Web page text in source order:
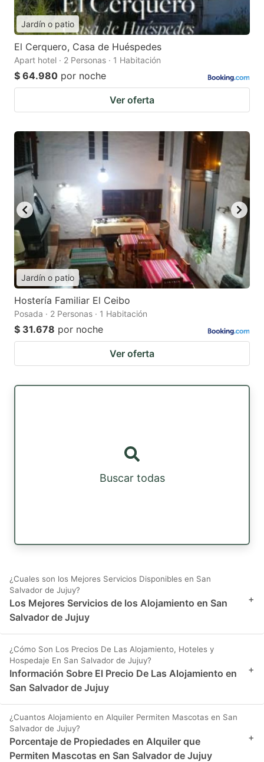
Jardín o patio
El Cerquero, Casa de Huéspedes
Apart hotel · 2 Personas · 1 Habitación
$ 64.980 por noche
Ver oferta
Jardín o patio
Hostería Familiar El Ceibo
Posada · 2 Personas · 1 Habitación
$ 31.678 por noche
Ver oferta
Buscar todas
¿Cuales son los Mejores Servicios Disponibles en San
Salvador de Jujuy?
Los Mejores Servicios de los Alojamiento en San
Salvador de Jujuy
+
¿Cómo Son Los Precios De Las Alojamiento, Hoteles y
Hospedaje En San Salvador de Jujuy?
Información Sobre El Precio De Las Alojamiento en
San Salvador de Jujuy
+
¿Cuantos Alojamiento en Alquiler Permiten Mascotas en San
Salvador de Jujuy?
Porcentaje de Propiedades en Alquiler que
Permiten Mascotas en San Salvador de Jujuy
+